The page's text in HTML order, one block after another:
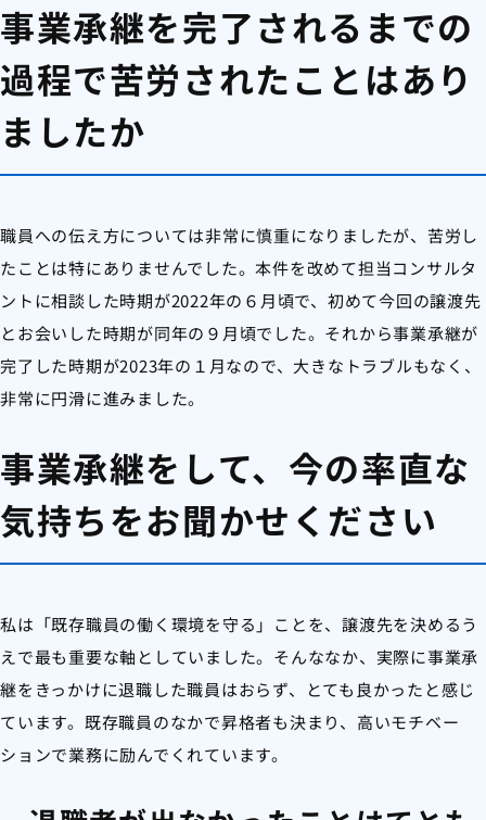
事業承継を完了されるまでの
過程で苦労されたことはあり
ましたか
職員への伝え方については非常に慎重になりましたが、苦労し
たことは特にありませんでした。本件を改めて担当コンサルタ
ントに相談した時期が2022年の６月頃で、初めて今回の譲渡先
とお会いした時期が同年の９月頃でした。それから事業承継が
完了した時期が2023年の１月なので、大きなトラブルもなく、
非常に円滑に進みました。
事業承継をして、今の率直な
気持ちをお聞かせください
私は「既存職員の働く環境を守る」ことを、譲渡先を決めるう
えで最も重要な軸としていました。そんななか、実際に事業承
継をきっかけに退職した職員はおらず、とても良かったと感じ
ています。既存職員のなかで昇格者も決まり、高いモチベー
ションで業務に励んでくれています。